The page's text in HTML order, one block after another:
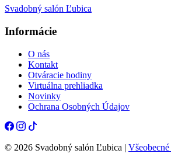
Svadobný salón Ľubica
Informácie
O nás
Kontakt
Otváracie hodiny
Virtuálna prehliadka
Novinky
Ochrana Osobných Údajov
© 2026 Svadobný salón Ľubica |